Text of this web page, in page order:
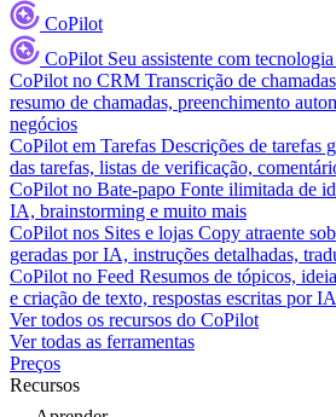
CoPilot
CoPilot Seu assistente com
CoPilot no CRM Transcrição de
resumo de chamadas, preenchimento
negócios
CoPilot em Tarefas Descrições de tarefas
das tarefas, listas de verificação,
CoPilot no Bate-papo Fonte ilimitada de
IA, brainstorming e muito mais
CoPilot nos Sites e lojas Copy atraente
geradas por IA, instruções detalhadas,
CoPilot no Feed Resumos de tópicos,
e criação de texto, respostas escritas por
Ver todos os recursos do CoPilot
Ver todas as ferramentas
Preços
Recursos